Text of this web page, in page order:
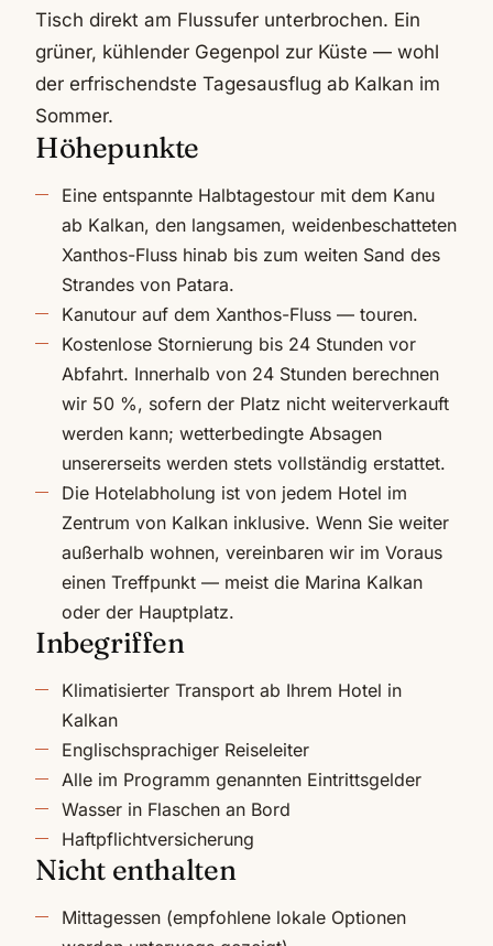
Tisch direkt am Flussufer unterbrochen. Ein
grüner, kühlender Gegenpol zur Küste — wohl
der erfrischendste Tagesausflug ab Kalkan im
Sommer.
Höhepunkte
Eine entspannte Halbtagestour mit dem Kanu
ab Kalkan, den langsamen, weidenbeschatteten
Xanthos-Fluss hinab bis zum weiten Sand des
Strandes von Patara.
Kanutour auf dem Xanthos-Fluss — touren.
Kostenlose Stornierung bis 24 Stunden vor
Abfahrt. Innerhalb von 24 Stunden berechnen
wir 50 %, sofern der Platz nicht weiterverkauft
werden kann; wetterbedingte Absagen
unsererseits werden stets vollständig erstattet.
Die Hotelabholung ist von jedem Hotel im
Zentrum von Kalkan inklusive. Wenn Sie weiter
außerhalb wohnen, vereinbaren wir im Voraus
einen Treffpunkt — meist die Marina Kalkan
oder der Hauptplatz.
Inbegriffen
Klimatisierter Transport ab Ihrem Hotel in
Kalkan
Englischsprachiger Reiseleiter
Alle im Programm genannten Eintrittsgelder
Wasser in Flaschen an Bord
Haftpflichtversicherung
Nicht enthalten
Mittagessen (empfohlene lokale Optionen